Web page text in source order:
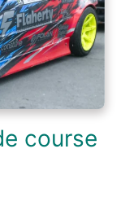
course